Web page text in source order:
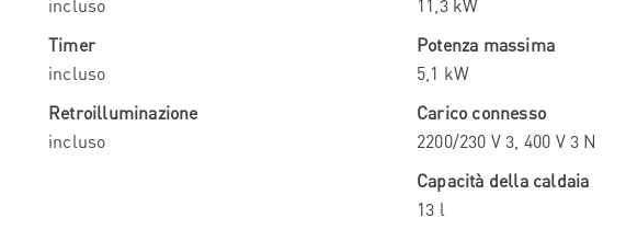
incluso
Timer
incluso
Retroilluminazione
incluso
11,3 kW
Potenza massima
5,1 kW
Carico connesso
2200/230 V 3, 400 V 3 N
Capacità della caldaia
13 l